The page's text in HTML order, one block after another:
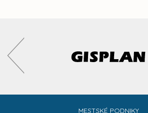
MESTSKÉ PODNIKY